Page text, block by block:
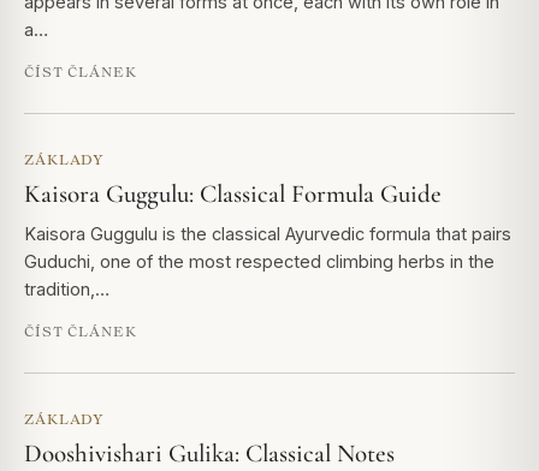
a…
ČÍST ČLÁNEK
ZÁKLADY
Kaisora Guggulu: Classical Formula Guide
Kaisora Guggulu is the classical Ayurvedic formula that pairs
Guduchi, one of the most respected climbing herbs in the
tradition,…
ČÍST ČLÁNEK
ZÁKLADY
Dooshivishari Gulika: Classical Notes